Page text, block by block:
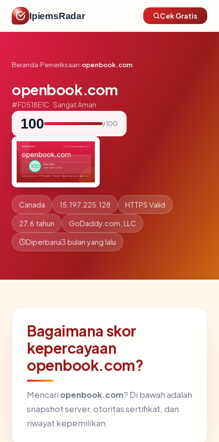
IpiemsRadar Cek Gratis
Beranda›Pemeriksaan›openbook.com
openbook.com
#FD518E1C · Sangat Aman
100 / 100
Canada 15.197.225.128 HTTPS Valid
27.6 tahun GoDaddy.com, LLC
Diperbarui3 bulan yang lalu
Bagaimana skor
kepercayaan
openbook.com?
Mencari openbook.com? Di bawah adalah
snapshot server, otoritas sertifikat, dan
riwayat kepemilikan.